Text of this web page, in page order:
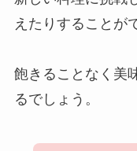
えたりすることが
飽きることなく美
るでしょう。